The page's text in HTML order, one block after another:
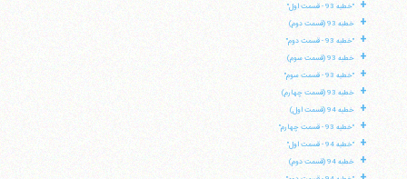
+ "خطبه 93 - قسمت اول"
+ خطبه 93 (قسمت دوم)
+ "خطبه 93 - قسمت دوم"
+ خطبه 93 (قسمت سوم)
+ "خطبه 93 - قسمت سوم"
+ خطبه 93 (قسمت چهارم)
+ خطبه 94 (قسمت اول)
+ "خطبه 93 - قسمت چهارم"
+ "خطبه 94 - قسمت اول"
+ خطبه 94 (قسمت دوم)